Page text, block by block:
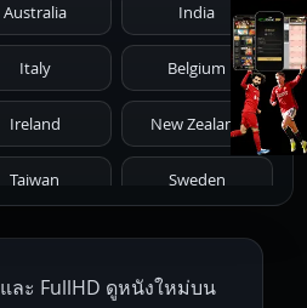
1969 1968 1967
1964 1963 1962
1955
1941 1940 1939
Australia India
Italy Belgium
Ireland New Zealand
Taiwan Sweden
Russia Poland
Denmark Bulgaria
และ FullHD ดูหนังใหม่บน